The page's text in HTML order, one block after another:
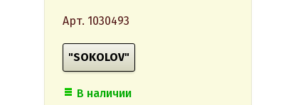
Арт. 1030493
"SOKOLOV"
В наличии